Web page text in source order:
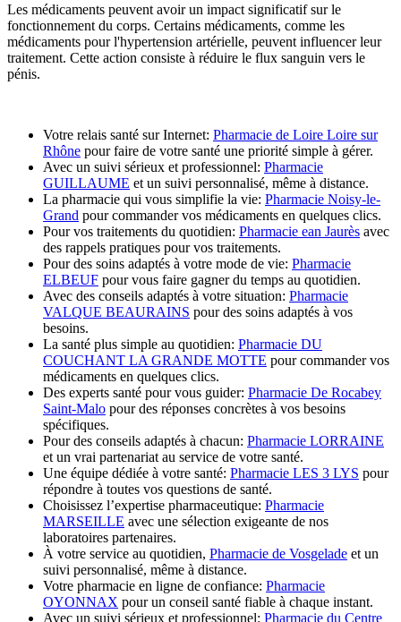
Les médicaments peuvent avoir un impact significatif sur le
fonctionnement du corps. Certains médicaments, comme les
médicaments pour l'hypertension artérielle, peuvent influencer leur
traitement. Cette action consiste à réduire le flux sanguin vers le
pénis.
Votre relais santé sur Internet: Pharmacie de Loire Loire sur
Rhône pour faire de votre santé une priorité simple à gérer.
Avec un suivi sérieux et professionnel: Pharmacie
GUILLAUME et un suivi personnalisé, même à distance.
La pharmacie qui vous simplifie la vie: Pharmacie Noisy-le-
Grand pour commander vos médicaments en quelques clics.
Pour vos traitements du quotidien: Pharmacie ean Jaurès avec
des rappels pratiques pour vos traitements.
Pour des soins adaptés à votre mode de vie: Pharmacie
ELBEUF pour vous faire gagner du temps au quotidien.
Avec des conseils adaptés à votre situation: Pharmacie
VALQUE BEAURAINS pour des soins adaptés à vos
besoins.
La santé plus simple au quotidien: Pharmacie DU
COUCHANT LA GRANDE MOTTE pour commander vos
médicaments en quelques clics.
Des experts santé pour vous guider: Pharmacie De Rocabey
Saint-Malo pour des réponses concrètes à vos besoins
spécifiques.
Pour des conseils adaptés à chacun: Pharmacie LORRAINE
et un vrai partenariat au service de votre santé.
Une équipe dédiée à votre santé: Pharmacie LES 3 LYS pour
répondre à toutes vos questions de santé.
Choisissez l’expertise pharmaceutique: Pharmacie
MARSEILLE avec une sélection exigeante de nos
laboratoires partenaires.
À votre service au quotidien, Pharmacie de Vosgelade et un
suivi personnalisé, même à distance.
Votre pharmacie en ligne de confiance: Pharmacie
OYONNAX pour un conseil santé fiable à chaque instant.
Avec un suivi sérieux et professionnel: Pharmacie du Centre